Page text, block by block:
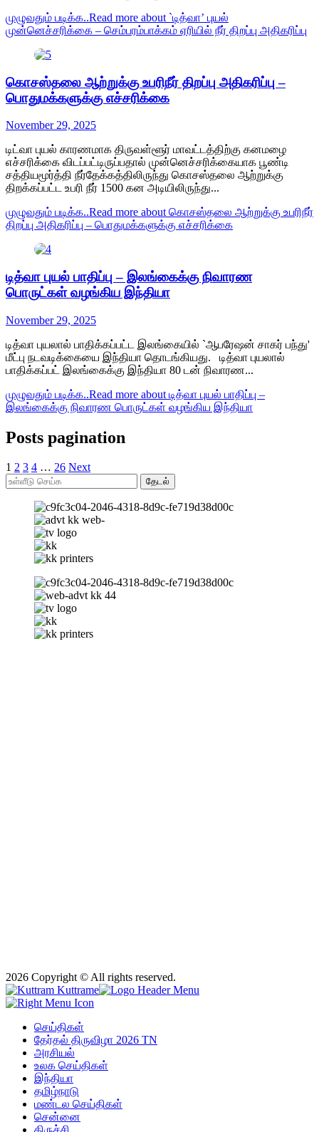
முழுவதும் படிக்க..Read more about `டித்வா’ புயல்
முன்னெச்சரிக்கை – செம்பரம்பாக்கம் ஏரியில் நீர் திறப்பு அதிகரிப்பு
கொசஸ்தலை ஆற்றுக்கு உபரிநீர் திறப்பு அதிகரிப்பு –
பொதுமக்களுக்கு எச்சரிக்கை
November 29, 2025
டிட்வா புயல் காரணமாக திருவள்ளூர் மாவட்டத்திற்கு கனமழை
எச்சரிக்கை விடப்பட்டிருப்பதால் முன்னெச்சரிக்கையாக பூண்டி
சத்தியமூர்த்தி நீர்தேக்கத்திலிருந்து கொசஸ்தலை ஆற்றுக்கு
திறக்கப்பட்ட உபரி நீர் 1500 கன அடியிலிருந்து...
முழுவதும் படிக்க..Read more about கொசஸ்தலை ஆற்றுக்கு உபரிநீர்
திறப்பு அதிகரிப்பு – பொதுமக்களுக்கு எச்சரிக்கை
டித்வா புயல் பாதிப்பு – இலங்கைக்கு நிவாரண
பொருட்கள் வழங்கிய இந்தியா
November 29, 2025
டித்வா புயலால் பாதிக்கப்பட்ட இலங்கையில் `ஆபரேஷன் சாகர் பந்து'
மீட்பு நடவடிக்கையை இந்தியா தொடங்கியது. டித்வா புயலால்
பாதிக்கப்பட் இலங்கைக்கு இந்தியா 80 டன் நிவாரண...
முழுவதும் படிக்க..Read more about டித்வா புயல் பாதிப்பு –
இலங்கைக்கு நிவாரண பொருட்கள் வழங்கிய இந்தியா
Posts pagination
1 2 3 4 … 26 Next
தேடல்
2026 Copyright © All rights reserved.
செய்திகள்
தேர்தல் திருவிழா 2026 TN
அரசியல்
உலக செய்திகள்
இந்தியா
தமிழ்நாடு
மண்டல செய்திகள்
சென்னை